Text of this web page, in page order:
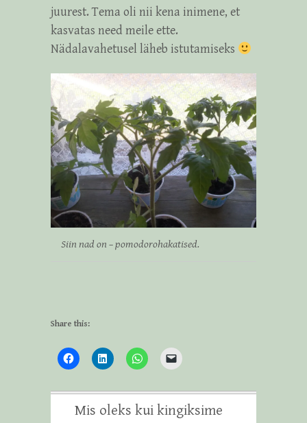
juurest. Tema oli nii kena inimene, et
kasvatas need meile ette.
Nädalavahetusel läheb istutamiseks
Siin nad on – pomodorohakatised.
Share this:
Mis oleks kui kingiksime